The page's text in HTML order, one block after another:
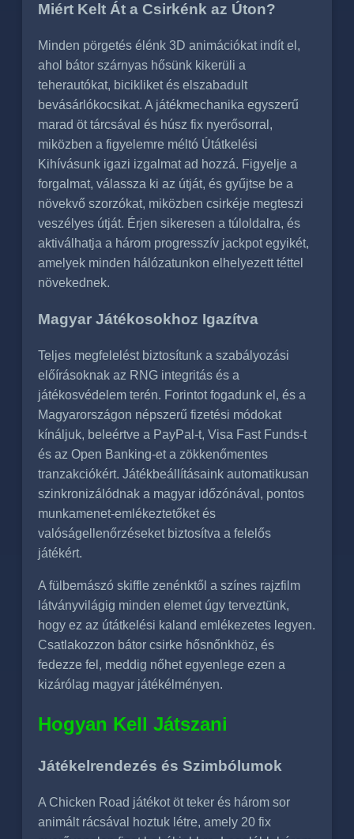
Miért Kelt Át a Csirkénk az Úton?
Minden pörgetés élénk 3D animációkat indít el,
ahol bátor szárnyas hősünk kikerüli a
teherautókat, bicikliket és elszabadult
bevásárlókocsikat. A játékmechanika egyszerű
marad öt tárcsával és húsz fix nyerősorral,
miközben a figyelemre méltó Útátkelési
Kihívásunk igazi izgalmat ad hozzá. Figyelje a
forgalmat, válassza ki az útját, és gyűjtse be a
növekvő szorzókat, miközben csirkéje megteszi
veszélyes útját. Érjen sikeresen a túloldalra, és
aktiválhatja a három progresszív jackpot egyikét,
amelyek minden hálózatunkon elhelyezett téttel
növekednek.
Magyar Játékosokhoz Igazítva
Teljes megfelelést biztosítunk a szabályozási
előírásoknak az RNG integritás és a
játékosvédelem terén. Forintot fogadunk el, és a
Magyarországon népszerű fizetési módokat
kínáljuk, beleértve a PayPal-t, Visa Fast Funds-t
és az Open Banking-et a zökkenőmentes
tranzakciókért. Játékbeállításaink automatikusan
szinkronizálódnak a magyar időzónával, pontos
munkamenet-emlékeztetőket és
valóságellenőrzéseket biztosítva a felelős
játékért.
A fülbemászó skiffle zenénktől a színes rajzfilm
látványvilágig minden elemet úgy terveztünk,
hogy ez az útátkelési kaland emlékezetes legyen.
Csatlakozzon bátor csirke hősnőnkhöz, és
fedezze fel, meddig nőhet egyenlege ezen a
kizárólag magyar játékélményen.
Hogyan Kell Játszani
Játékelrendezés és Szimbólumok
A Chicken Road játékot öt teker és három sor
animált rácsával hoztuk létre, amely 20 fix